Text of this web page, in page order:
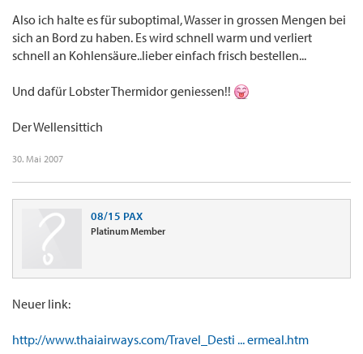
Also ich halte es für suboptimal, Wasser in grossen Mengen bei
sich an Bord zu haben. Es wird schnell warm und verliert
schnell an Kohlensäure..lieber einfach frisch bestellen...
Und dafür Lobster Thermidor geniessen!!
Der Wellensittich
30. Mai 2007
08/15 PAX
Platinum Member
Neuer link:
http://www.thaiairways.com/Travel_Desti ... ermeal.htm